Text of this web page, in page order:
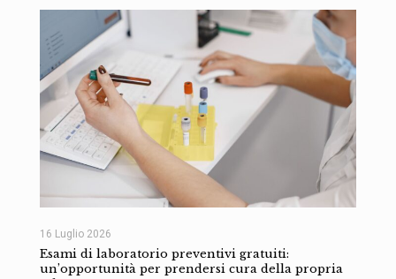
16 Luglio 2026
Esami di laboratorio preventivi gratuiti:
un’opportunità per prendersi cura della propria